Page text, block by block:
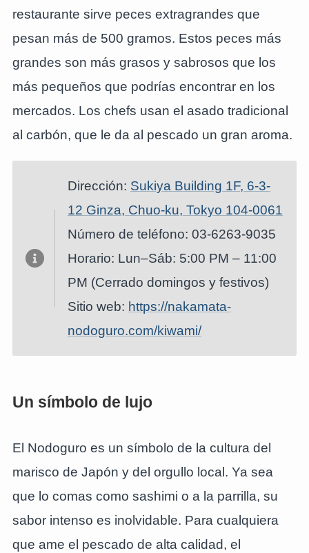
restaurante sirve peces extragrandes que
pesan más de 500 gramos. Estos peces más
grandes son más grasos y sabrosos que los
más pequeños que podrías encontrar en los
mercados. Los chefs usan el asado tradicional
al carbón, que le da al pescado un gran aroma.
Dirección: Sukiya Building 1F, 6-3-
12 Ginza, Chuo-ku, Tokyo 104-0061
Número de teléfono: 03-6263-9035
Horario: Lun–Sáb: 5:00 PM – 11:00
PM (Cerrado domingos y festivos)
Sitio web: https://nakamata-
nodoguro.com/kiwami/
Un símbolo de lujo
El Nodoguro es un símbolo de la cultura del
marisco de Japón y del orgullo local. Ya sea
que lo comas como sashimi o a la parrilla, su
sabor intenso es inolvidable. Para cualquiera
que ame el pescado de alta calidad, el